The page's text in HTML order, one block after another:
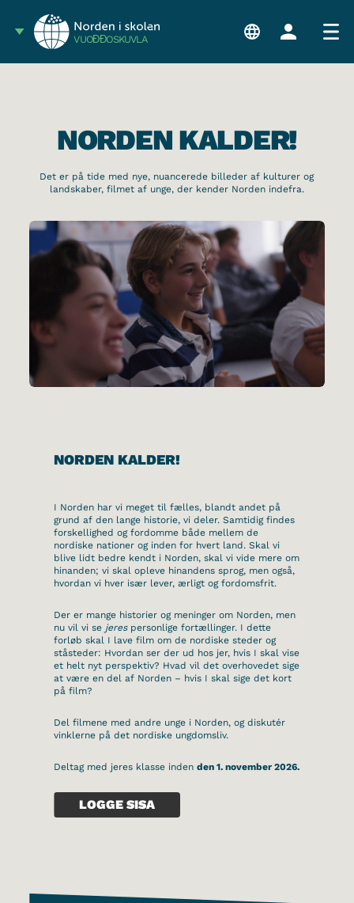
VUOĐĐOSKUVLA
NORDEN KALDER!
Det er på tide med nye, nuancerede billeder af kulturer og
landskaber, filmet af unge, der kender Norden indefra.
NORDEN KALDER!
I Norden har vi meget til fælles, blandt andet på
grund af den lange historie, vi deler. Samtidig findes
forskellighed og fordomme både mellem de
nordiske nationer og inden for hvert land. Skal vi
blive lidt bedre kendt i Norden, skal vi vide mere om
hinanden; vi skal opleve hinandens sprog, men også,
hvordan vi hver især lever, ærligt og fordomsfrit.
Der er mange historier og meninger om Norden, men
nu vil vi se jerespersonlige fortællinger. I dette
forløb skal I lave film om de nordiske steder og
ståsteder: Hvordan ser der ud hos jer, hvis I skal vise
et helt nyt perspektiv? Hvad vil det overhovedet sige
at være en del af Norden – hvis I skal sige det kort
på film?
Del filmene med andre unge i Norden, og diskutér
vinklerne på det nordiske ungdomsliv.
Deltag med jeres klasse inden den 1. november 2026.
LOGGE SISA